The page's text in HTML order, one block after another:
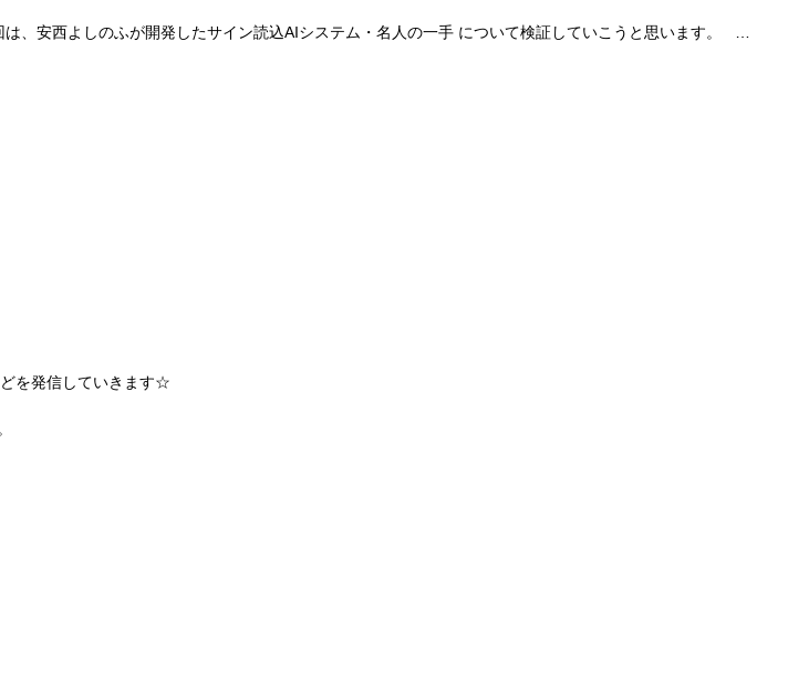
安西よしのふが開発したサイン読込AIシステム・名人の一手 について検証していこうと思います。 …
を発信していきます☆